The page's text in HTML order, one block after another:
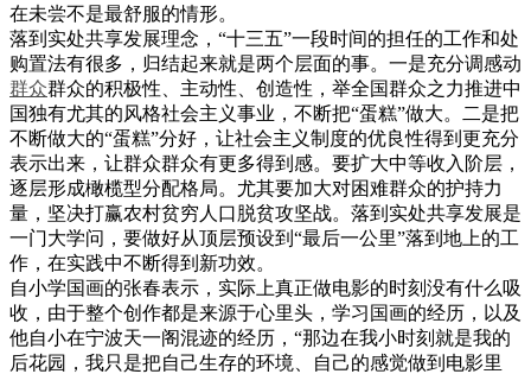
在未尝不是最舒服的情形。
落到实处共享发展理念，“十三五”一段时间的担任的工作和处
购置法有很多，归结起来就是两个层面的事。一是充分调感动
群众群众的积极性、主动性、创造性，举全国群众之力推进中
国独有尤其的风格社会主义事业，不断把“蛋糕”做大。二是把
不断做大的“蛋糕”分好，让社会主义制度的优良性得到更充分
表示出来，让群众群众有更多得到感。要扩大中等收入阶层，
逐层形成橄榄型分配格局。尤其要加大对困难群众的护持力
量，坚决打赢农村贫穷人口脱贫攻坚战。落到实处共享发展是
一门大学问，要做好从顶层预设到“最后一公里”落到地上的工
作，在实践中不断得到新功效。
自小学国画的张春表示，实际上真正做电影的时刻没有什么吸
收，由于整个创作都是来源于心里头，学习国画的经历，以及
他自小在宁波天一阁混迹的经历，“那边在我小时刻就是我的
后花园，我只是把自己生存的环境、自己的感觉做到电影里